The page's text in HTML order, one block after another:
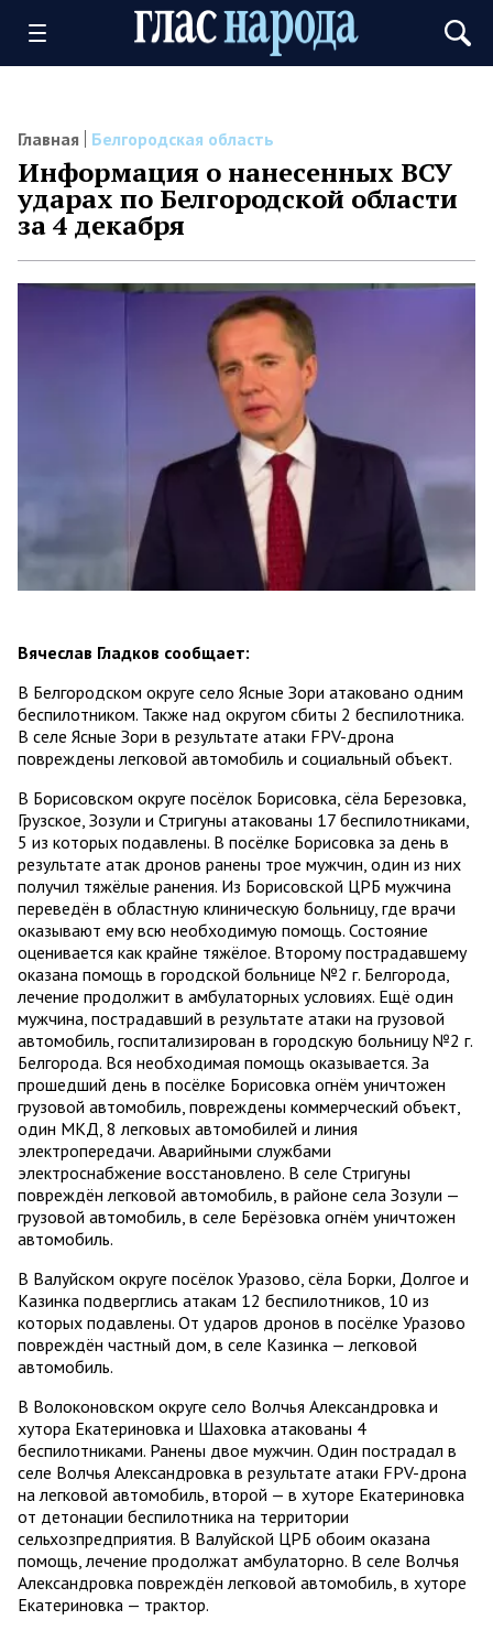
Главная Белгородская область
Информация о нанесенных ВСУ
ударах по Белгородской области
за 4 декабря
Вячеслав Гладков сообщает:
В Белгородском округе село Ясные Зори атаковано одним
беспилотником. Также над округом сбиты 2 беспилотника.
В селе Ясные Зори в результате атаки FPV-дрона
повреждены легковой автомобиль и социальный объект.
В Борисовском округе посёлок Борисовка, сёла Березовка,
Грузское, Зозули и Стригуны атакованы 17 беспилотниками,
5 из которых подавлены. В посёлке Борисовка за день в
результате атак дронов ранены трое мужчин, один из них
получил тяжёлые ранения. Из Борисовской ЦРБ мужчина
переведён в областную клиническую больницу, где врачи
оказывают ему всю необходимую помощь. Состояние
оценивается как крайне тяжёлое. Второму пострадавшему
оказана помощь в городской больнице №2 г. Белгорода,
лечение продолжит в амбулаторных условиях. Ещё один
мужчина, пострадавший в результате атаки на грузовой
автомобиль, госпитализирован в городскую больницу №2 г.
Белгорода. Вся необходимая помощь оказывается. За
прошедший день в посёлке Борисовка огнём уничтожен
грузовой автомобиль, повреждены коммерческий объект,
один МКД, 8 легковых автомобилей и линия
электропередачи. Аварийными службами
электроснабжение восстановлено. В селе Стригуны
повреждён легковой автомобиль, в районе села Зозули —
грузовой автомобиль, в селе Берёзовка огнём уничтожен
автомобиль.
В Валуйском округе посёлок Уразово, сёла Борки, Долгое и
Казинка подверглись атакам 12 беспилотников, 10 из
которых подавлены. От ударов дронов в посёлке Уразово
повреждён частный дом, в селе Казинка — легковой
автомобиль.
В Волоконовском округе село Волчья Александровка и
хутора Екатериновка и Шаховка атакованы 4
беспилотниками. Ранены двое мужчин. Один пострадал в
селе Волчья Александровка в результате атаки FPV-дрона
на легковой автомобиль, второй — в хуторе Екатериновка
от детонации беспилотника на территории
сельхозпредприятия. В Валуйской ЦРБ обоим оказана
помощь, лечение продолжат амбулаторно. В селе Волчья
Александровка повреждён легковой автомобиль, в хуторе
Екатериновка — трактор.